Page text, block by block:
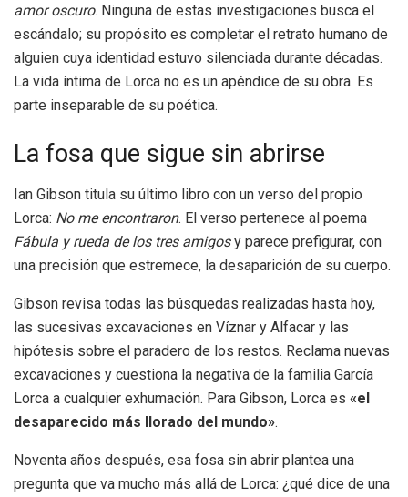
amor oscuro. Ninguna de estas investigaciones busca el
escándalo; su propósito es completar el retrato humano de
alguien cuya identidad estuvo silenciada durante décadas.
La vida íntima de Lorca no es un apéndice de su obra. Es
parte inseparable de su poética.
La fosa que sigue sin abrirse
Ian Gibson titula su último libro con un verso del propio
Lorca: No me encontraron. El verso pertenece al poema
Fábula y rueda de los tres amigosy parece prefigurar, con
una precisión que estremece, la desaparición de su cuerpo.
Gibson revisa todas las búsquedas realizadas hasta hoy,
las sucesivas excavaciones en Víznar y Alfacar y las
hipótesis sobre el paradero de los restos. Reclama nuevas
excavaciones y cuestiona la negativa de la familia García
Lorca a cualquier exhumación. Para Gibson, Lorca es «el
desaparecido más llorado del mundo».
Noventa años después, esa fosa sin abrir plantea una
pregunta que va mucho más allá de Lorca: ¿qué dice de una